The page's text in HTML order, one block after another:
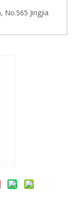
No.565 Jingjia